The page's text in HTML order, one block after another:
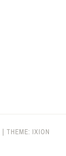
THEME: IXION